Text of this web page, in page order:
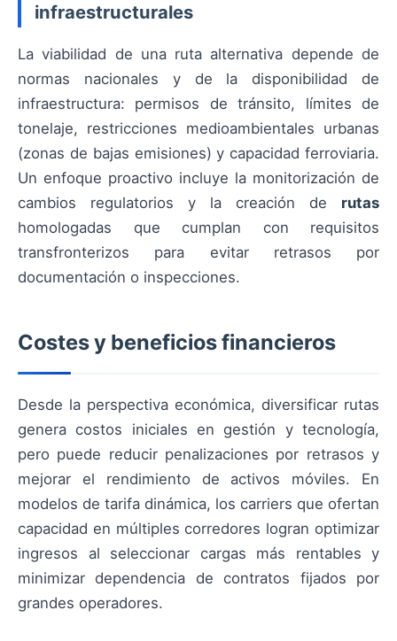
infraestructurales
La viabilidad de una ruta alternativa depende de
normas nacionales y de la disponibilidad de
infraestructura: permisos de tránsito, límites de
tonelaje, restricciones medioambientales urbanas
(zonas de bajas emisiones) y capacidad ferroviaria.
Un enfoque proactivo incluye la monitorización de
cambios regulatorios y la creación de rutas
homologadas que cumplan con requisitos
transfronterizos para evitar retrasos por
documentación o inspecciones.
Costes y beneficios financieros
Desde la perspectiva económica, diversificar rutas
genera costos iniciales en gestión y tecnología,
pero puede reducir penalizaciones por retrasos y
mejorar el rendimiento de activos móviles. En
modelos de tarifa dinámica, los carriers que ofertan
capacidad en múltiples corredores logran optimizar
ingresos al seleccionar cargas más rentables y
minimizar dependencia de contratos fijados por
grandes operadores.